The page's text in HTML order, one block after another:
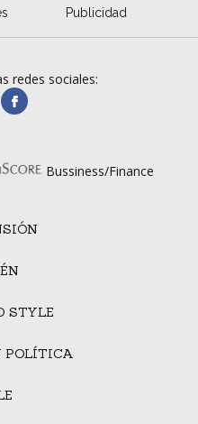
Publicidad
STYLE
POLÍTICA
redes sociales:
manufacturaGE
Bussiness/Finance